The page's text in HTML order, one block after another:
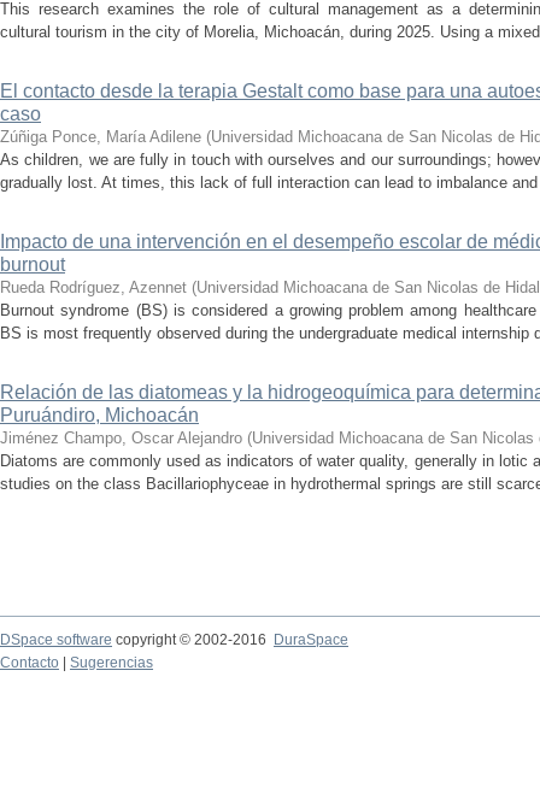
This research examines the role of cultural management as a
cultural tourism in the city of Morelia, Michoacán, during 2025. Using a
El contacto desde la terapia Gestalt como base para una
caso
Zúñiga Ponce, María Adilene (Universidad Michoacana de San Nicolas de
As children, we are fully in touch with ourselves and our surroundings;
gradually lost. At times, this lack of full interaction can lead to imbalance
Impacto de una intervención en el desempeño escolar de
burnout
Rueda Rodríguez, Azennet (Universidad Michoacana de San Nicolas de
Burnout syndrome (BS) is considered a growing problem among
BS is most frequently observed during the undergraduate medical
Relación de las diatomeas y la hidrogeoquímica para
Puruándiro, Michoacán
Jiménez Champo, Oscar Alejandro (Universidad Michoacana de San Nicolas
Diatoms are commonly used as indicators of water quality, generally in
studies on the class Bacillariophyceae in hydrothermal springs are still
DSpace software copyright © 2002-2016
DuraSpace
Contacto
Sugerencias